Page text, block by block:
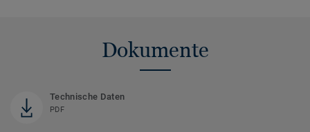
Dokumente
Technische Daten
PDF